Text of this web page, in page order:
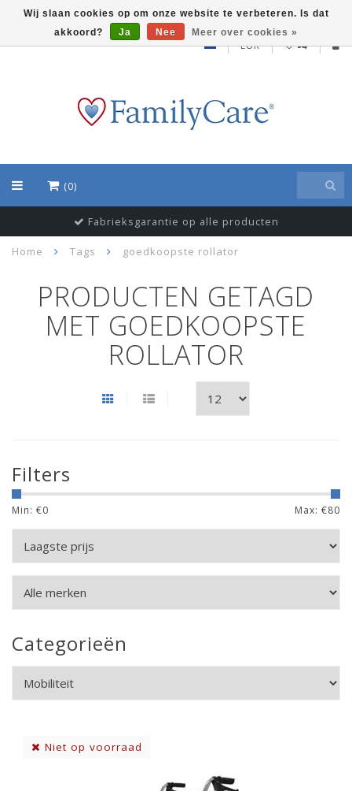
EUR
(0)
Fabrieksgarantie op alle producten
Home Tags goedkoopste rollator
PRODUCTEN GETAGD
MET GOEDKOOPSTE
ROLLATOR
Filters
Min: €0 Max: €80
Categorieën
Niet op voorraad
Wij slaan cookies op om onze website te verbeteren. Is dat
akkoord?
Ja Nee Meer over cookies »